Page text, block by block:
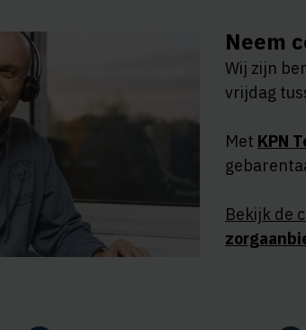
Neem
Wij zijn
vrijdag
Met KPN
Bekijk de